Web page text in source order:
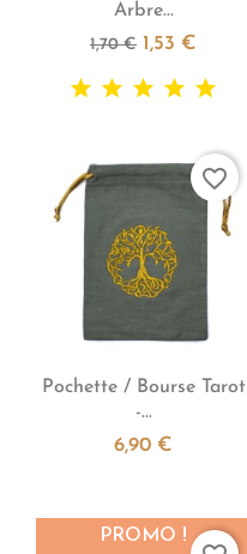
Arbre...
1,70 € 1,53 €
Aperçu rapide
Pochette / Bourse Tarot
-...
6,90 €
favorite_border
PROMO !